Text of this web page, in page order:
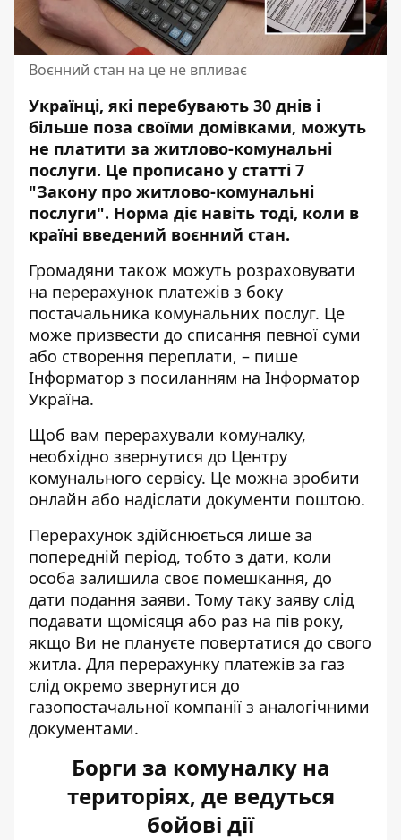
Воєнний стан на це не впливає
Українці, які перебувають 30 днів і
більше поза своїми домівками, можуть
не платити за житлово-комунальні
послуги. Це прописано у статті 7
"Закону про житлово-комунальні
послуги". Норма діє навіть тоді, коли в
країні введений воєнний стан.
Громадяни також можуть розраховувати
на перерахунок платежів з боку
постачальника комунальних послуг. Це
може призвести до списання певної суми
або створення переплати, – пише
Інформатор з посиланням на Інформатор
Україна.
Щоб вам перерахували комуналку,
необхідно звернутися до Центру
комунального сервісу. Це можна зробити
онлайн або надіслати документи поштою.
Перерахунок здійснюється лише за
попередній період, тобто з дати, коли
особа залишила своє помешкання, до
дати подання заяви. Тому таку заяву слід
подавати щомісяця або раз на пів року,
якщо Ви не плануєте повертатися до свого
житла. Для перерахунку платежів за газ
слід окремо звернутися до
газопостачальної компанії з аналогічними
документами.
Борги за комуналку на
територіях, де ведуться
бойові дії